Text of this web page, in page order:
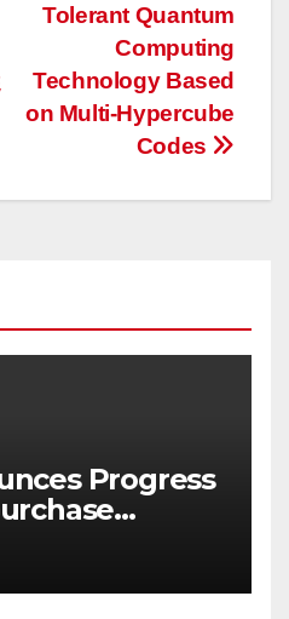
Tolerant Quantum
Computing
Technology Based
on Multi-Hypercube
Codes
Progress
New
Reinforce
Long-Term